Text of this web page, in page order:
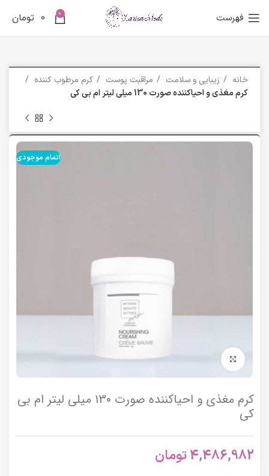
فهرست 0
0 تومان
خانه زیبایی و سلامت مراقبت پوست
کرم مرطوب کننده
کرم مغذی و احیاکننده صورت 130 میلی لیتر ام بی کی
اتمام موجودی
برای بزرگنمایی کلیک کنید
کرم مغذی و احیاکننده صورت 130 میلی لیتر ام بی
کی
4,486,982تومان